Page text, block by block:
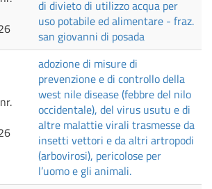
di divieto di utilizzo acqua per
uso potabile ed alimentare - fraz.
san giovanni di posada
adozione di misure di
prevenzione e di controllo della
west nile disease (febbre del nilo
occidentale), del virus usutu e di
altre malattie virali trasmesse da
insetti vettori e da altri artropodi
(arbovirosi), pericolose per
l’uomo e gli animali.